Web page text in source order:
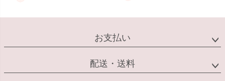
お支払い
配送・送料